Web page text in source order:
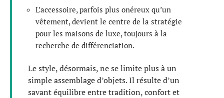
L’accessoire, parfois plus onéreux qu’un
vêtement, devient le centre de la stratégie
pour les maisons de luxe, toujours à la
recherche de différenciation.
Le style, désormais, ne se limite plus à un
simple assemblage d’objets. Il résulte d’un
savant équilibre entre tradition, confort et